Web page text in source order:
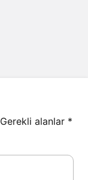
Gerekli alanlar *